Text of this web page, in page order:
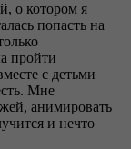
о котором я
попасть на
пройти
с детьми
Мне
анимировать
и нечто